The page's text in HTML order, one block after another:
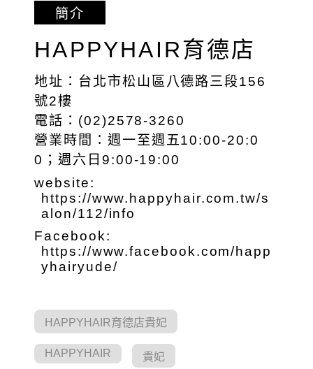
簡介
HAPPYHAIR育德店
地址：台北市松山區八德路三段156
號2樓
電話：(02)2578-3260
營業時間：週一至週五10:00-20:0
0；週六日9:00-19:00
website:
https://www.happyhair.com.tw/s
alon/112/info
Facebook:
https://www.facebook.com/happ
yhairyude/
HAPPYHAIR育德店貴妃
HAPPYHAIR 貴妃